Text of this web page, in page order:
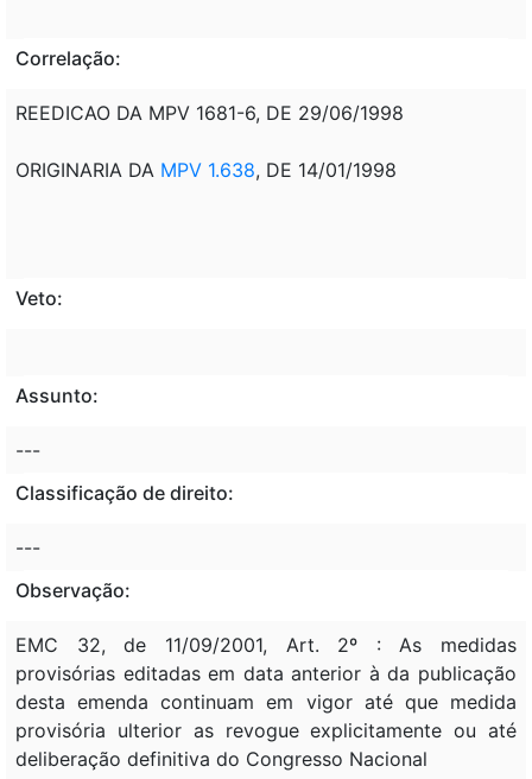
Correlação:
REEDICAO DA MPV 1681-6, DE 29/06/1998
ORIGINARIA DA MPV 1.638, DE 14/01/1998
Veto:
Assunto:
---
Classificação de direito:
---
Observação:
EMC 32, de 11/09/2001, Art. 2º : As medidas
provisórias editadas em data anterior à da publicação
desta emenda continuam em vigor até que medida
provisória ulterior as revogue explicitamente ou até
deliberação definitiva do Congresso Nacional